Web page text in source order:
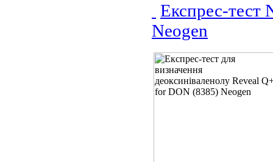
Експрес-тест
Neogen